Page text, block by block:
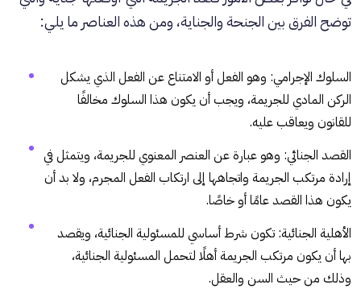
توضح الفرق بين الجنحة والجناية، ومن هذه العناصر ما يلي:
السلوك الإجرامي: وهو الفعل أو الامتناع عن الفعل الذي يشكل
الركن المادي للجريمة، ويجب أن يكون هذا السلوك مخالفًا
للقانون ويعاقب عليه.
القصد الجنائي: وهو عبارة عن العنصر المعنوي للجريمة، ويتمثل في
إرادة مرتكب الجريمة واتجاهها إلى ارتكاب الفعل المجرم، ولا بد أن
يكون هذا القصد عامًا أو خاصًا.
الأهلية الجنائية: تكون شرط أساسي للمسئولية الجنائية، ويقصد
بها أن يكون مرتكب الجريمة أهلًا لتحمل المسئولية الجنائية،
وذلك من حيث السن والعقل.